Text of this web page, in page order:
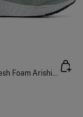
Zapatillas Fresh Foam Arishi v4 TIRALUX